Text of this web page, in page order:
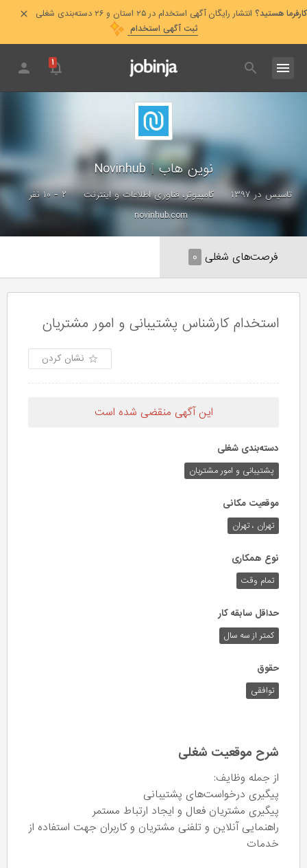
کارفرما هستید؟ انتشار رایگان آگهی استخدام در ۲۵ استان و ۲۶ دسته‌بندی شغلی
ثبت آگهی استخدام
۱
نوین هاب|
Novinhub
تاسیس در ۱۳۹۷ کامپیوتر، فناوری اطلاعات و اینترنت
۲ - ۱۰ نفر
novinhub.com
فرصت‌های شغلی ۰
استخدام کارشناس پشتیبانی و امور مشتریان
نشان کردن
این آگهی منقضی شده است
دسته‌بندی شغلی
پشتیبانی و امور مشتریان
موقعیت مکانی
تهران ، تهران
نوع همکاری
تمام وقت
حداقل سابقه کار
کمتر از سه سال
حقوق
توافقی
شرح موقعیت شغلی
از جمله وظایف:
پیگیری درخواست‌های پشتیبانی
پیگیری مشتریان فعال و ایجاد ارتباط مستمر
راهنمایی آنلاین و تلفنی مشتریان و کاربران جهت استفاده از
خدمات